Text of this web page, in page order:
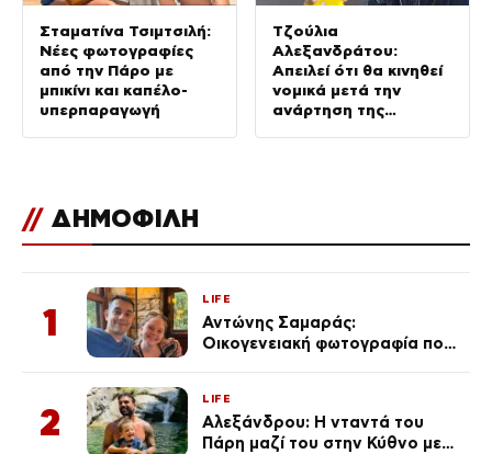
Σταματίνα Τσιμτσιλή:
Νέες φωτογραφίες
από την Πάρο με
μπικίνι και καπέλο-
υπερπαραγωγή
Τζούλια
Αλεξανδράτου:
Απειλεί ότι θα κινηθεί
νομικά μετά την
ανάρτηση της
// ΔΗΜΟΦΙΛΗ
1
LIFE
Αντώνης Σαμαράς:
Οικογενειακή φωτογραφία που
Λένας
2
LIFE
Αλεξάνδρου: Η νταντά του
Πάρη μαζί του στην Κύθνο με